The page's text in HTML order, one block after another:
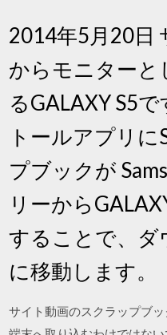
2014年5月20日
からモニターと
るGALAXY S5
トールアプリ
プブックが
リーから
することで、ダ
に移動します。
サイト動画のスクラップブ